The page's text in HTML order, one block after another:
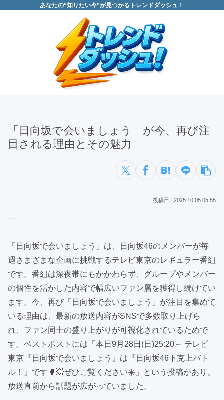
あなたの“知りたい今”が見つかるトレンドダッシュ！
「日向坂で会いましょう」が今、再び注
目される理由とその魅力
2025.10.05 05:55
—
「日向坂で会いましょう」は、日向坂46のメンバーが毎
週さまざまな企画に挑戦するテレビ東京のレギュラー番組
です。番組は深夜帯にもかかわらず、グループやメンバー
の個性を活かした内容で幅広いファン層を獲得し続けてい
ます。今、再び「日向坂で会いましょう」が注目を集めて
いる理由は、最新の放送内容がSNSで多数取り上げら
れ、ファン同士の盛り上がりが可視化されているためで
す。ベストポストには「本日9月28日(日)25:20～ テレビ
東京『日向坂で会いましょう』は『日向坂46下克上バト
ル！』です🥊💥ぜひご覧ください☀️」という投稿があり、
放送直前から話題が広がっていました。